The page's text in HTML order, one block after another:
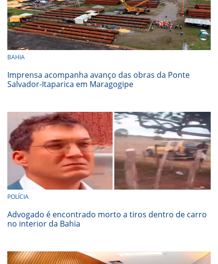
BAHIA
Imprensa acompanha avanço das obras da Ponte
Salvador-Itaparica em Maragogipe
POLÍCIA
Advogado é encontrado morto a tiros dentro de carro
no interior da Bahia